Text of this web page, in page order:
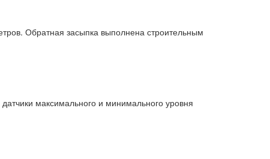
Обратная засыпка выполнена строительным
максимального и минимального уровня